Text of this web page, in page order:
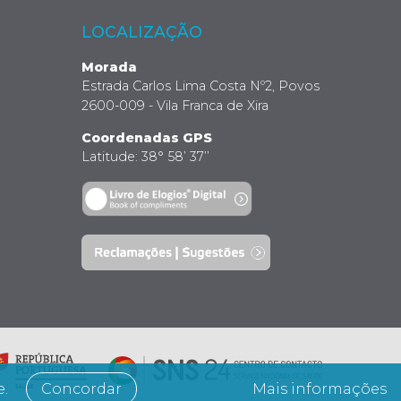
Concordar Mais informações
LOCALIZAÇÃO
Morada
Estrada Carlos Lima Costa Nº2, Povos
2600-009 - Vila Franca de Xira
Coordenadas GPS
Latitude: 38° 58’ 37’’